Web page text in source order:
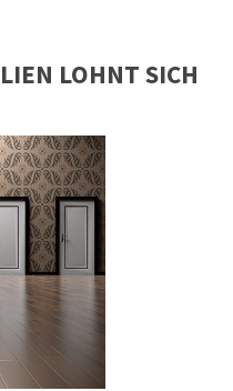
LOHNT SICH